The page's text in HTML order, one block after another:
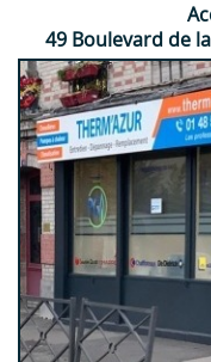
49 Boulevard de